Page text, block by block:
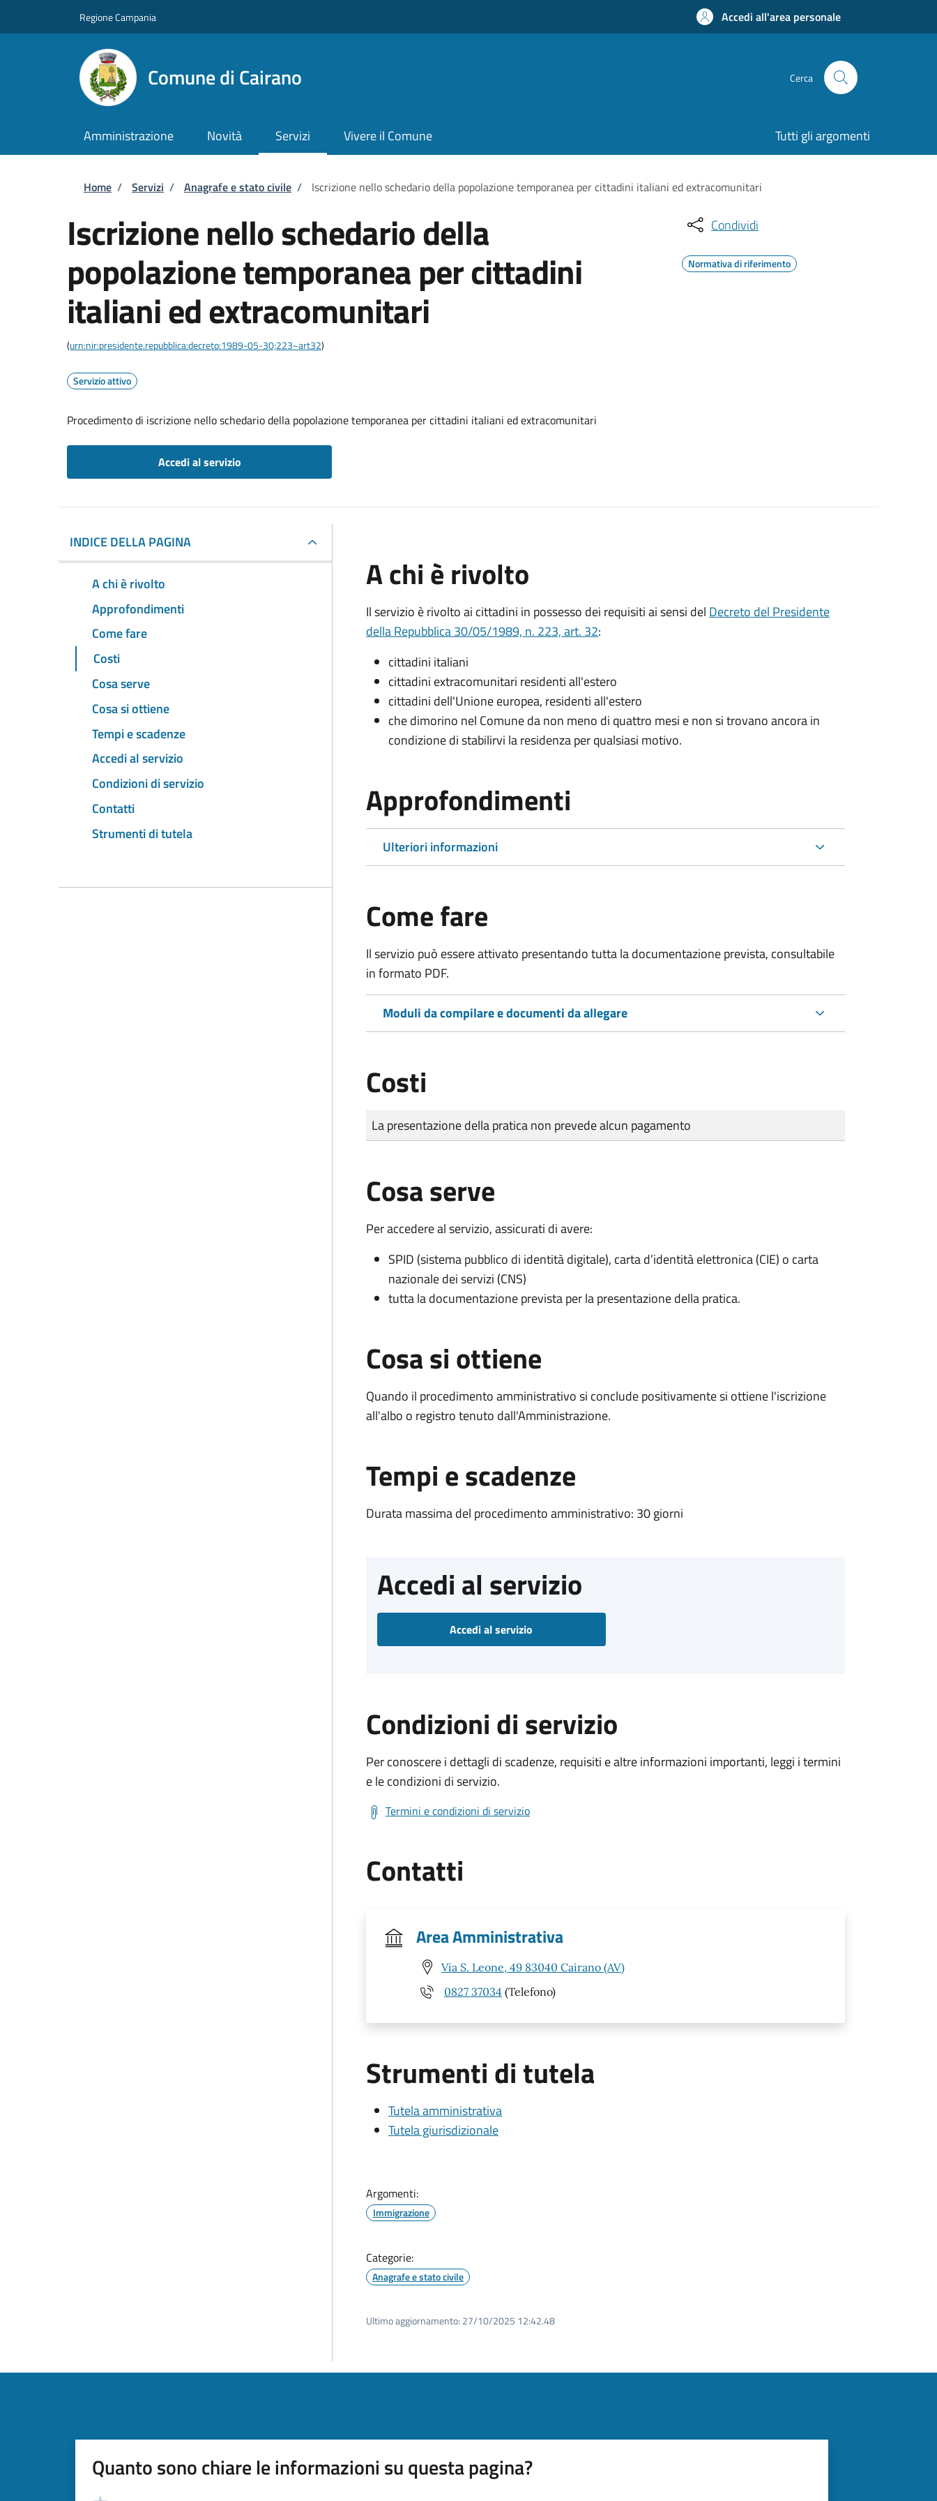
Regione Campania Accedi all'area personale
Comune di Cairano Cerca
Amministrazione Novità Servizi Vivere il Comune Tutti gli argomenti
Briciole di pane
Home / Servizi / Anagrafe e stato civile / Iscrizione nello schedario della popolazione temporanea per cittadini italiani ed extracomunitari
Iscrizione nello schedario della
popolazione temporanea per cittadini
italiani ed extracomunitari
(urn:nir:presidente.repubblica:decreto:1989-05-30;223~art32)
Servizio attivo
Procedimento di iscrizione nello schedario della popolazione temporanea per cittadini italiani ed extracomunitari
Accedi al servizio
Condividi
Normativa di riferimento
INDICE DELLA PAGINA
A chi è rivolto
Approfondimenti
Come fare
Costi
Cosa serve
Cosa si ottiene
Tempi e scadenze
Accedi al servizio
Condizioni di servizio
Contatti
Strumenti di tutela
A chi è rivolto
Il servizio è rivolto ai cittadini in possesso dei requisiti ai sensi del Decreto del Presidente
della Repubblica 30/05/1989, n. 223, art. 32:
cittadini italiani
cittadini extracomunitari residenti all'estero
cittadini dell'Unione europea, residenti all'estero
che dimorino nel Comune da non meno di quattro mesi e non si trovano ancora in
condizione di stabilirvi la residenza per qualsiasi motivo.
Approfondimenti
Ulteriori informazioni
Come fare
Il servizio può essere attivato presentando tutta la documentazione prevista, consultabile
in formato PDF.
Moduli da compilare e documenti da allegare
Costi
Tipo di pagamento
Importo
La presentazione della pratica non prevede alcun pagamento
Cosa serve
Per accedere al servizio, assicurati di avere:
SPID (sistema pubblico di identità digitale), carta d’identità elettronica (CIE) o carta
nazionale dei servizi (CNS)
tutta la documentazione prevista per la presentazione della pratica.
Cosa si ottiene
Quando il procedimento amministrativo si conclude positivamente si ottiene l'iscrizione
all'albo o registro tenuto dall'Amministrazione.
Tempi e scadenze
Durata massima del procedimento amministrativo: 30 giorni
Accedi al servizio
Accedi al servizio
Condizioni di servizio
Per conoscere i dettagli di scadenze, requisiti e altre informazioni importanti, leggi i termini
e le condizioni di servizio.
Termini e condizioni di servizio
Contatti
Area Amministrativa
Via S. Leone, 49 83040 Cairano (AV)
0827 37034 (Telefono)
Strumenti di tutela
Tutela amministrativa
Tutela giurisdizionale
Argomenti:
Immigrazione
Categorie:
Anagrafe e stato civile
Ultimo aggiornamento: 27/10/2025 12:42.48
Quanto sono chiare le informazioni su questa pagina?
Valutazione